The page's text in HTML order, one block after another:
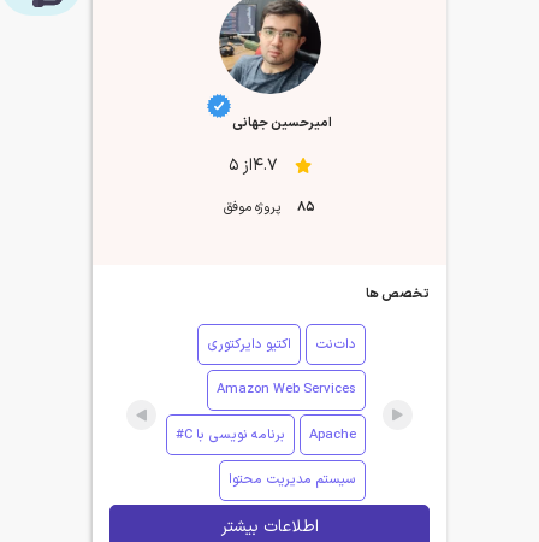
امیرحسین جهانی
4.7از 5
85 پروژه موفق
تخصص ها
دات‌نت اکتیو دایرکتوری
Amazon Web Services
Apache برنامه نویسی با C#
سیستم مدیریت محتوا
اطلاعات بیشتر